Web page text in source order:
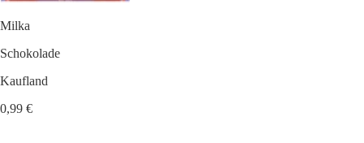
Milka
Schokolade
Kaufland
0,99 €